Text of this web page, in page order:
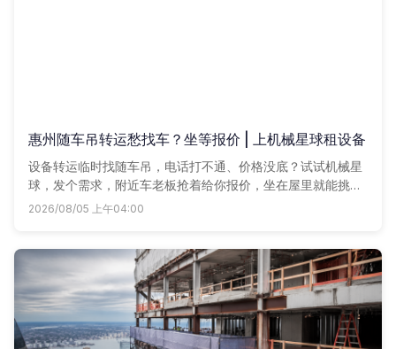
惠州随车吊转运愁找车？坐等报价 | 上机械星球租设备
设备转运临时找随车吊，电话打不通、价格没底？试试机械星
球，发个需求，附近车老板抢着给你报价，坐在屋里就能挑
车，省心又省钱。
2026/08/05 上午04:00